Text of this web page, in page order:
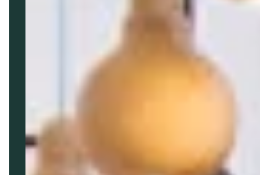
Votre recherche